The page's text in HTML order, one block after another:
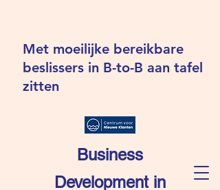
Business
Development in
Met moeilijke bereikbare
beslissers in B-to-B aan tafel
zitten